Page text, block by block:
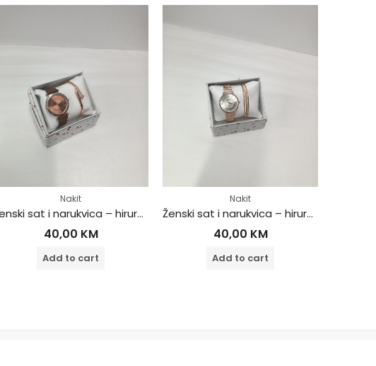
Nakit
Ženski sat i narukvica – hirurški čelik
40,00 KM
Add to cart
Nakit
Ženski sat i narukvica – hirurški čelik
40,00 KM
Add to cart